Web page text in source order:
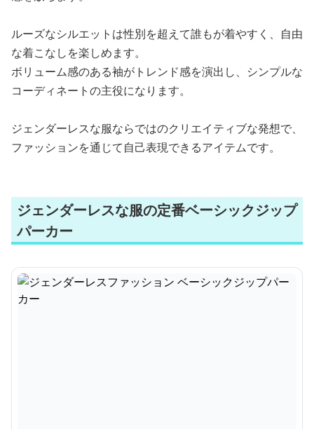
ルーズなシルエットは性別を超えて誰もが着やすく、自由
な着こなしを楽しめます。
ボリューム感のある袖がトレンド感を演出し、シンプルな
コーディネートの主役になります。
ジェンダーレスな服ならではのクリエイティブな発想で、
ファッションを通じて自己表現できるアイテムです。
ジェンダーレスな服の定番ベーシックジップ
パーカー